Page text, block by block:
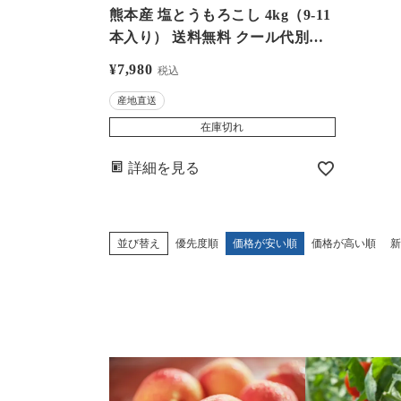
熊本産 塩とうもろこし 4kg（9-11
本入り） 送料無料 クール代別途
野菜 果物 フルーツコーン 大嶌屋
（おおしまや）
¥7,980 税込
産地直送
在庫切れ
詳細を見る
並び替え 優先度順 価格が安い順 価格が高い順